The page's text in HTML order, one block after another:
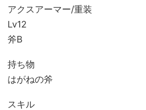
アクスアーマー/重装
Lv12
斧B
持ち物
はがねの斧
スキル